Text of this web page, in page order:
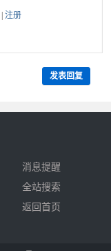
|注册
发表回复
消息提醒
全站搜索
返回首页